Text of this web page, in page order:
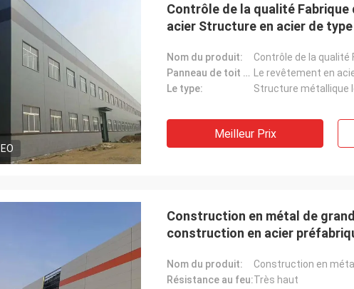
Contrôle de la qualité
acier Structure en acier de
Nom du produit:
Panneau de toit et de mur:
Le type:
Structure métallique
Meilleur Prix
Construction en métal de
construction en acier
Nom du produit:
Résistance au feu:Très haut